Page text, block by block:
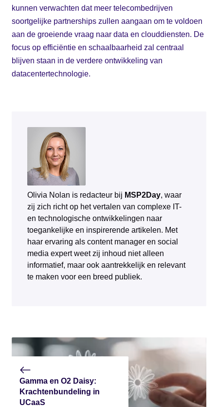
kunnen verwachten dat meer telecombedrijven
soortgelijke partnerships zullen aangaan om te voldoen
aan de groeiende vraag naar data en clouddiensten. De
focus op efficiëntie en schaalbaarheid zal centraal
blijven staan in de verdere ontwikkeling van
datacentertechnologie.
Olivia Nolan is redacteur bij MSP2Day, waar
zij zich richt op het vertalen van complexe IT-
en technologische ontwikkelingen naar
toegankelijke en inspirerende artikelen. Met
haar ervaring als content manager en social
media expert weet zij inhoud niet alleen
informatief, maar ook aantrekkelijk en relevant
te maken voor een breed publiek.
Gamma en O2 Daisy:
Krachtenbundeling in
UCaaS